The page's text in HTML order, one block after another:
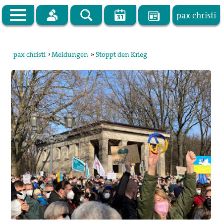
pax christi
Vor Ort
Themen
Kampagnen
Publikationen
Facebook
Kontakt
Impressum
pax christi ›Meldungen »Stoppt den Krieg